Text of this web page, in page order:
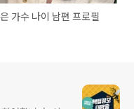
가수 나이 남편 프로필